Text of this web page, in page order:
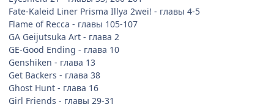
Fate-Kaleid Liner Prisma Illya 2wei! - главы 4-5
Flame of Recca - главы 105-107
GA Geijutsuka Art - глава 2
GE-Good Ending - глава 10
Genshiken - глава 13
Get Backers - глава 38
Ghost Hunt - глава 16
Girl Friends - главы 29-31